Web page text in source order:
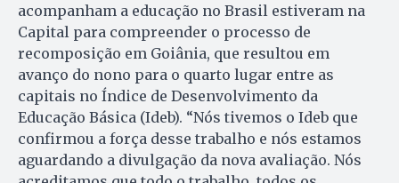
acompanham a educação no Brasil estiveram na
Capital para compreender o processo de
recomposição em Goiânia, que resultou em
avanço do nono para o quarto lugar entre as
capitais no Índice de Desenvolvimento da
Educação Básica (Ideb). “Nós tivemos o Ideb que
confirmou a força desse trabalho e nós estamos
aguardando a divulgação da nova avaliação. Nós